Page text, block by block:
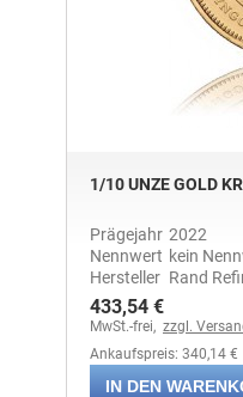
1/10 UNZE GOLD
Prägejahr 2022
Nennwert kein
Hersteller Rand
433,54 €
MwSt.-frei, zzgl.
Ankaufspreis: 340,14 €
IN DEN